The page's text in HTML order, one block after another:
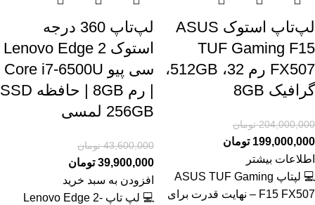
لپ‌تاپ استوک ASUS
TUF Gaming F15
FX507 رم 32، 512GB،
گرافیک 8GB
204,000,000 تومان
199,000,000 تومان
اطلاعات بیشتر
💻 لپتاپ ASUS TUF Gaming
F15 FX507 – نهایت قدرت برای
لپ‌تاپ 360 درجه
استوک Lenovo Edge 2
سی پیو Core i7-6500U
| رم 8GB | حافظه SSD
256GB لمسی
43,600,000 تومان
39,900,000 تومان
افزودن به سبد خرید
💻 لپ تاپ Lenovo Edge 2-